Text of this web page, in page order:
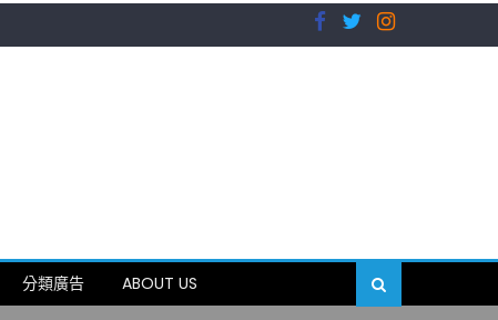
分類廣告
ABOUT US